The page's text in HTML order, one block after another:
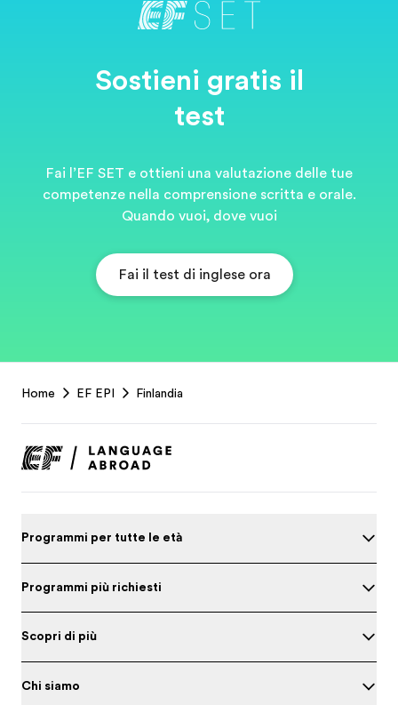
Sostieni gratis il
test
Fai l’EF SET e ottieni una valutazione delle tue
competenze nella comprensione scritta e orale.
Quando vuoi, dove vuoi
Fai il test di inglese ora
Footer
Home EF EPI Finlandia
Programmi per tutte le età
Programmi più richiesti
Scopri di più
Chi siamo